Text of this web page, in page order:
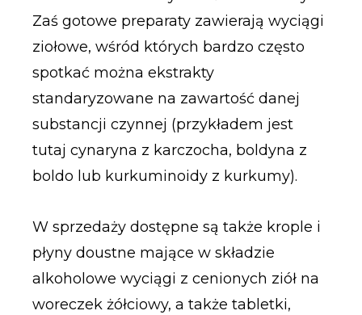
Zaś gotowe preparaty zawierają wyciągi
ziołowe, wśród których bardzo często
spotkać można ekstrakty
standaryzowane na zawartość danej
substancji czynnej (przykładem jest
tutaj cynaryna z karczocha, boldyna z
boldo lub kurkuminoidy z kurkumy).
W sprzedaży dostępne są także krople i
płyny doustne mające w składzie
alkoholowe wyciągi z cenionych ziół na
woreczek żółciowy, a także tabletki,